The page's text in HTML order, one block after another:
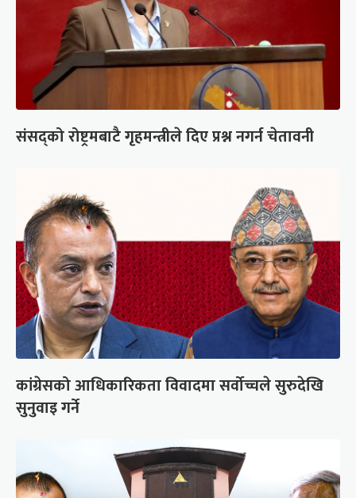
संसद्को रोष्ट्रमबाटै गृहमन्त्रीले दिए प्रश्न नगर्न चेतावनी
कांग्रेसको आधिकारिकता विवादमा सर्वोच्चले सुरुदेखि
सुनुवाइ गर्ने